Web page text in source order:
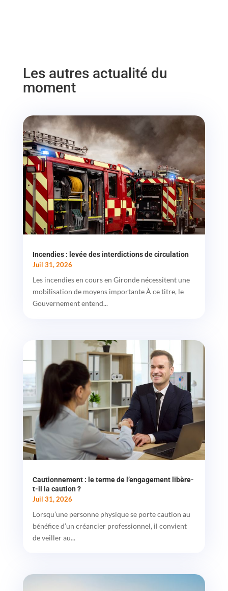
Les autres actualité du
moment
Incendies : levée des interdictions de circulation
Juil 31, 2026
Les incendies en cours en Gironde nécessitent une
mobilisation de moyens importante À ce titre, le
Gouvernement entend...
Cautionnement : le terme de l’engagement libère-
t-il la caution ?
Juil 31, 2026
Lorsqu’une personne physique se porte caution au
bénéfice d’un créancier professionnel, il convient
de veiller au...